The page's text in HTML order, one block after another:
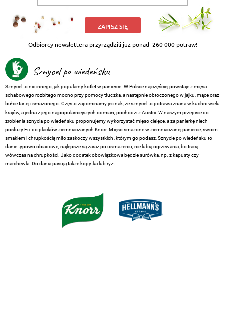
ZAPISZ SIĘ
Odbiorcy newslettera przyrządzili już ponad 260 000 potraw!
Sznycel po wiedeńsku
Sznycel to nic innego, jak popularny kotlet w panierce. W Polsce najczęściej powstaje z mięsa
schabowego rozbitego mocno przy pomocy tłuczka, a następnie obtoczonego w jajku, mące oraz
bułce tartej i smażonego. Często zapominamy jednak, że sznycel to potrawa znana w kuchni wielu
krajów, a jedna z jego najpopularniejszych odmian, pochodzi z Austrii. W naszym przepisie do
zrobienia sznycla po wiedeńsku proponujemy wykorzystać mięso cielęce, a za panierkę niech
posłuży Fix do placków ziemniaczanych Knorr. Mięso smażone w ziemniaczanej panierce, swoim
smakiem i chrupkością miło zaskoczy wszystkich, którym go podasz, Sznycle po wiedeńsku to
danie typowo obiadowe, najlepsze są zaraz po usmażeniu, nie lubią ogrzewania, bo tracą
wówczas na chrupkości. Jako dodatek obowiązkowa będzie surówka, np. z kapusty czy
marchewki. Do dania pasują także kopytka lub ryż.